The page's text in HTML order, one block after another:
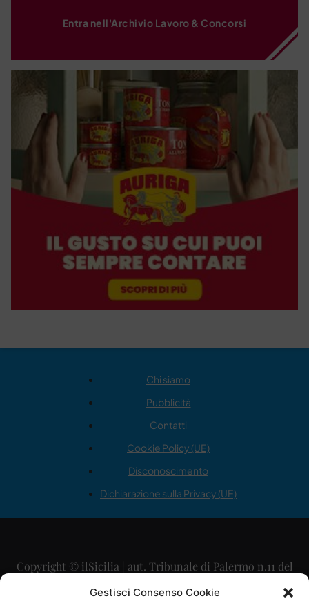
Gestisci Consenso Cookie
Entra nell'Archivio Lavoro & Concorsi
Chi siamo
Pubblicità
Contatti
Cookie Policy (UE)
Disconoscimento
Dichiarazione sulla Privacy (UE)
Copyright © ilSicilia | aut. Tribunale di Palermo n.11 del
29/09/2015